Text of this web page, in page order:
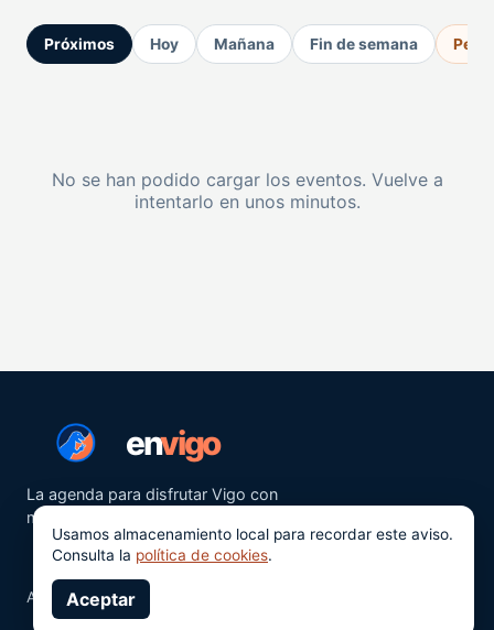
Próximos Hoy Mañana Fin de semana
No se han podido cargar los eventos. Vuelve a
intentarlo en unos minutos.
envigo
La agenda para disfrutar Vigo con
más ganas.
Aviso legalPrivacidad
Usamos almacenamiento local para recordar este aviso.
Consulta la política de cookies.
Aceptar